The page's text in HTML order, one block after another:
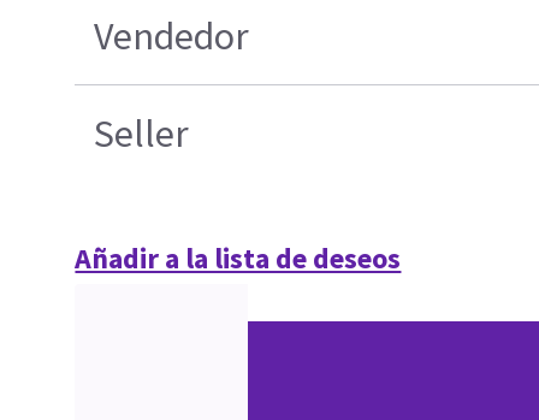
Vendedor
Seller
Añadir a la lista de deseos